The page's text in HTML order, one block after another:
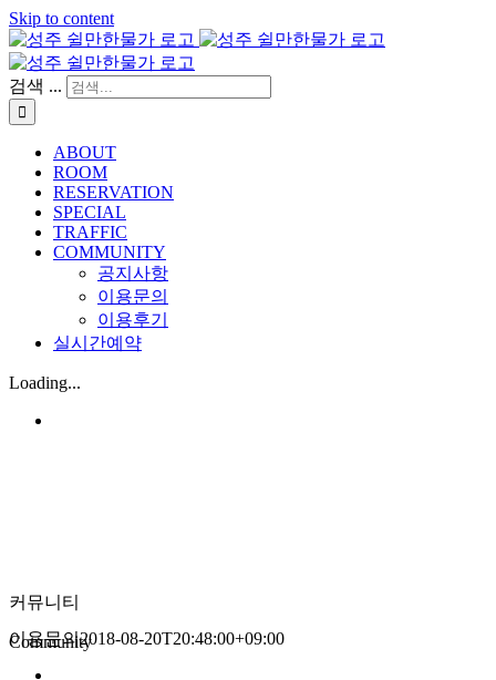
Skip to content
검색 ...
ABOUT
ROOM
RESERVATION
SPECIAL
TRAFFIC
COMMUNITY
공지사항
이용문의
이용후기
실시간예약
Loading...
이용문의2018-08-20T20:48:00+09:00
커뮤니티
Community